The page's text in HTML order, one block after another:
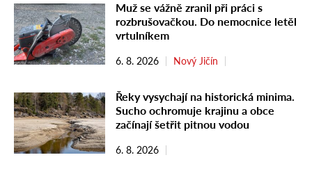
Muž se vážně zranil při práci s
rozbrušovačkou. Do nemocnice letěl
vrtulníkem
6. 8. 2026 Nový Jičín
Řeky vysychají na historická minima.
Sucho ochromuje krajinu a obce
začínají šetřit pitnou vodou
6. 8. 2026